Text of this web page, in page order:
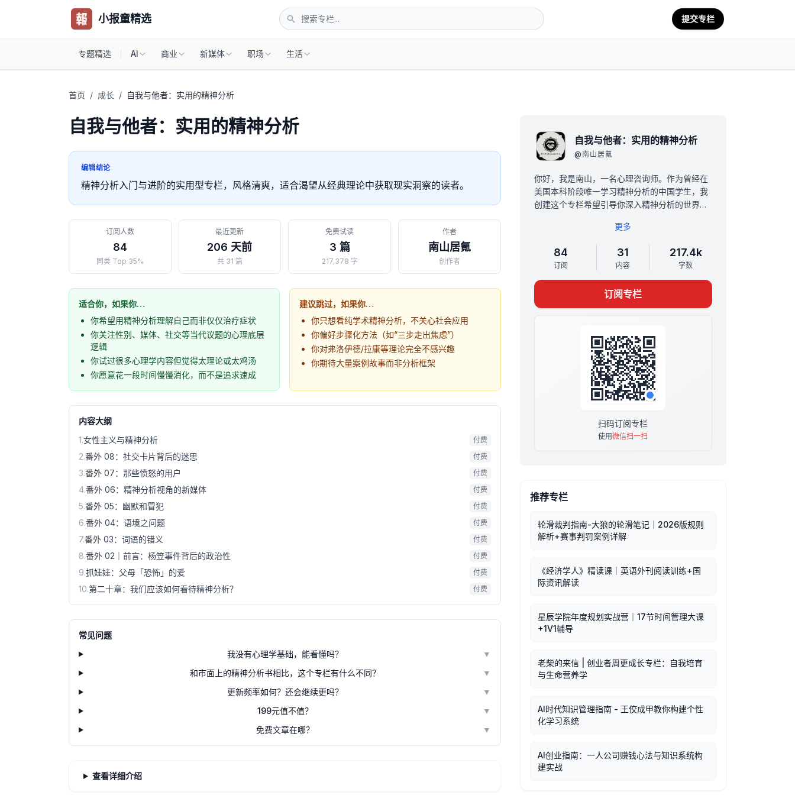
小报童精选 提交专栏
专题精选 AI 商业 新媒体 职场 生活
首页 / 成长 / 自我与他者：实用的精神分析
自我与他者：实用的精神分析
编辑结论
精神分析入门与进阶的实用型专栏，风格清爽，适合渴望从经典理论中获取现实洞察的读者。
订阅人数
84
同类 Top 35%
最近更新
206 天前
共 31 篇
免费试读
3 篇
217,378 字
作者
南山居氪
创作者
适合你，如果你…
你希望用精神分析理解自己而非仅仅治疗症状
你关注性别、媒体、社交等当代议题的心理底层
逻辑
你试过很多心理学内容但觉得太理论或太鸡汤
你愿意花一段时间慢慢消化，而不是追求速成
建议跳过，如果你…
你只想看纯学术精神分析，不关心社会应用
你偏好步骤化方法（如“三步走出焦虑”）
你对弗洛伊德/拉康等理论完全不感兴趣
你期待大量案例故事而非分析框架
内容大纲
1.女性主义与精神分析 付费
2.番外 08：社交卡片背后的迷思 付费
3.番外 07：那些愤怒的用户 付费
4.番外 06：精神分析视角的新媒体 付费
5.番外 05：幽默和冒犯 付费
6.番外 04：语境之问题 付费
7.番外 03：词语的错义 付费
8.番外 02｜前言：杨笠事件背后的政治性 付费
9.抓娃娃：父母「恐怖」的爱 付费
10.第二十章：我们应该如何看待精神分析？ 付费
常见问题
我没有心理学基础，能看懂吗？
▼
和市面上的精神分析书相比，这个专栏有什么不同？
▼
更新频率如何？还会继续更吗？
▼
199元值不值？
▼
免费文章在哪？
▼
查看详细介绍
自我与他者：实用的精神分析
@南山居氪
你好，我是南山，一名心理咨询师。作为曾经在
美国本科阶段唯一学习精神分析的中国学生，我
创建这个专栏希望引导你深入精神分析的世界。
虽然这个专栏可能不是最全面的，但它没有华丽
辞藻，只有清新的翻译和释义，以及结合实际生
活和社会案例的实用内容，帮助你迅速将所学知
识应用到日常生活中。
我希望这个专栏不仅能提供新知识，还能帮助你
与自己和解，促进个人成长。
更多
84
订阅
31
内容
217.4k
字数
订阅专栏
扫码订阅专栏
使用微信扫一扫
推荐专栏
轮滑裁判指南-大狼的轮滑笔记｜2026版规则
解析+赛事判罚案例详解
《经济学人》精读课｜英语外刊阅读训练+国
际资讯解读
星辰学院年度规划实战营｜17节时间管理大课
+1V1辅导
老柴的来信 | 创业者周更成长专栏：自我培育
与生命营养学
AI时代知识管理指南 - 王佼成甲教你构建个性
化学习系统
AI创业指南：一人公司赚钱心法与知识系统构
建实战